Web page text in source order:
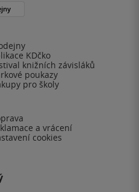
KDčko
knižních závisláků
poukazy
pro školy
a vrácení
cookies